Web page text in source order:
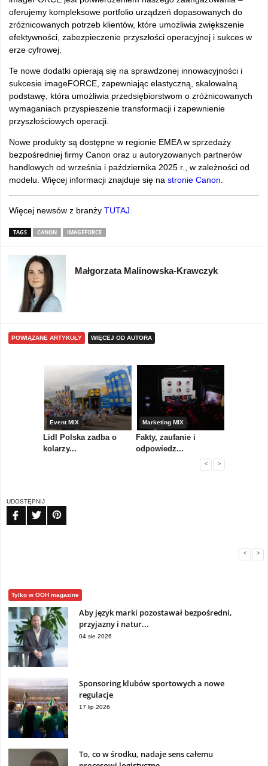
oferujemy kompleksowe portfolio urządzeń dopasowanych do
zróżnicowanych potrzeb klientów, które umożliwia zwiększenie
efektywności, zabezpieczenie przyszłości operacyjnej i sukces w
erze cyfrowej.
Te nowe dodatki opierają się na sprawdzonej innowacyjności i
sukcesie imageFORCE, zapewniając elastyczną, skalowalną
podstawę, która umożliwia przedsiębiorstwom o zróżnicowanych
wymaganiach przyspieszenie transformacji i zapewnienie
przyszłościowych operacji.
Nowe produkty są dostępne w regionie EMEA w sprzedaży
bezpośredniej firmy Canon oraz u autoryzowanych partnerów
handlowych od września i października 2025 r., w zależności od
modelu. Więcej informacji znajduje się na stronie Canon.
Więcej newsów z branży TUTAJ.
TAGS CANON IMAGEFORCE
Małgorzata Malinowska-Krawczyk
POWIĄZANE ARTYKUŁY WIĘCEJ OD AUTORA
Event MIX
Lidl Polska zadba o
kolarzy...
Marketing MIX
Fakty, zaufanie i
odpowiedz...
< >
UDOSTĘPNIJ
< >
Tylko w OOH magazine
Aby język marki pozostawał bezpośredni,
przyjazny i natur...
04 sie 2026
Sponsoring klubów sportowych a nowe
regulacje
17 lip 2026
To, co w środku, nadaje sens całemu